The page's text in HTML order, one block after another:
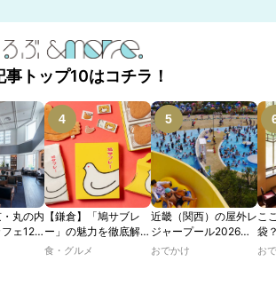
事トップ10はコチラ！
・丸の内
ェ12
ったり
【鎌倉】「鳩サブレ
ー」の魅力を徹底解
説！ 定番商品から限
食・グルメ
近畿（関西）の屋外レ
ジャープール2026！
ウォータースライダー
おでかけ
こ
袋
ッ
お